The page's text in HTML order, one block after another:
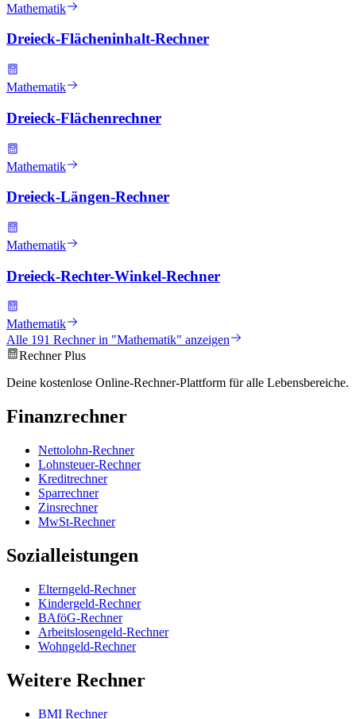
Mathematik
Dreieck-Flächeninhalt-Rechner
Mathematik
Dreieck-Flächenrechner
Mathematik
Dreieck-Längen-Rechner
Mathematik
Dreieck-Rechter-Winkel-Rechner
Mathematik
Alle 191 Rechner in "Mathematik" anzeigen
Rechner Plus
Deine kostenlose Online-Rechner-Plattform für alle Lebensbereiche.
Finanzrechner
Nettolohn-Rechner
Lohnsteuer-Rechner
Kreditrechner
Sparrechner
Zinsrechner
MwSt-Rechner
Sozialleistungen
Elterngeld-Rechner
Kindergeld-Rechner
BAföG-Rechner
Arbeitslosengeld-Rechner
Wohngeld-Rechner
Weitere Rechner
BMI Rechner